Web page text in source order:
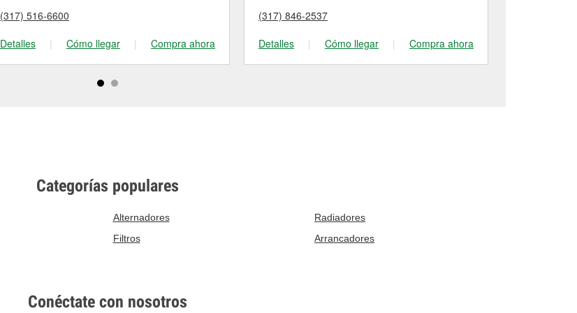
(317) 516-6600
Detalles
| Cómo llegar | Compra ahora
(317) 846-2537
Detalles
| Cómo llegar | Compra ahora
Categorías populares
Alternadores
Radiadores
Filtros Arrancadores
Conéctate con nosotros